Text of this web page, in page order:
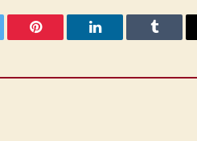
Pinterest LinkedIn Tumblr